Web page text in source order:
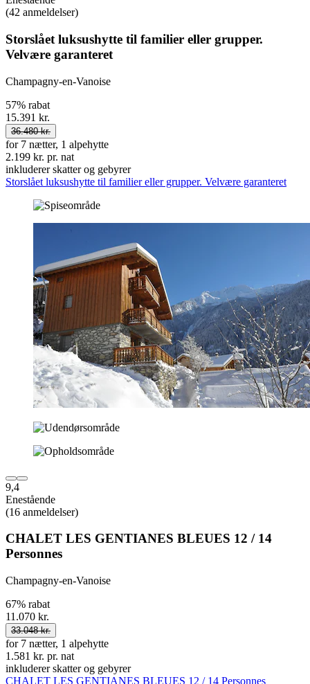
(42 anmeldelser)
Storslået luksushytte til familier eller grupper.
Velvære garanteret
Champagny-en-Vanoise
57% rabat
15.391 kr.
36.480 kr.
for 7 nætter, 1 alpehytte
2.199 kr. pr. nat
inkluderer skatter og gebyrer
Storslået luksushytte til familier eller grupper. Velvære garanteret
9,4
Enestående
(16 anmeldelser)
CHALET LES GENTIANES BLEUES 12 / 14
Personnes
Champagny-en-Vanoise
67% rabat
11.070 kr.
33.048 kr.
for 7 nætter, 1 alpehytte
1.581 kr. pr. nat
inkluderer skatter og gebyrer
CHALET LES GENTIANES BLEUES 12 / 14 Personnes